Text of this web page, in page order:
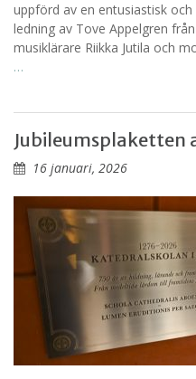
uppförd av en entusiastisk
ledning av Tove Appelgren
musiklärare Riikka Jutila och
…
Jubileumsplaketten
16 januari, 2026